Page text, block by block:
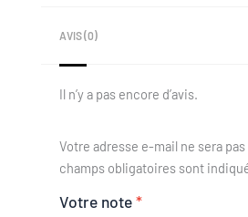
AVIS (0)
Il n’y a pas encore d’avis.
Votre adresse e-mail ne sera
champs obligatoires sont
Votre note*